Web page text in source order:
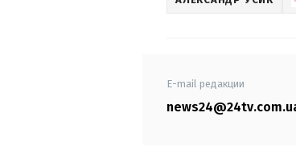
E-mail редакции